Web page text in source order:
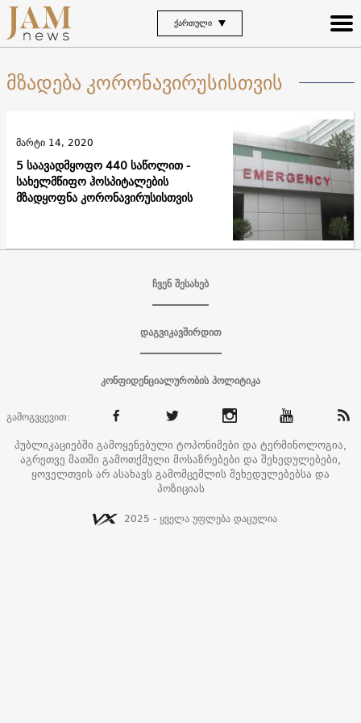
ᲥᲐᲠᲗᲣᲚᲘ
მზადება კორონავირუსისთვის
5 საავადმყოფო 440 საწოლით -
სახელმწიფო ჰოსპიტალების
მზადყოფნა კორონავირუსისთვის
მარტი 14, 2020
ჩვენ შესახებ
დაგვიკავშირდით
კონფიდენციალურობის პოლიტიკა
გამოგვყევით:
პუბლიკაციებში გამოყენებული ტოპონიმები და ტერმინოლოგია,
აგრეთვე მათში გამოთქმული მოსაზრებები და შეხედულებები,
ყოველთვის არ ასახავს გამომცემლის შეხედულებებსა და
პოზიციას
2025 - ყველა უფლება დაცულია